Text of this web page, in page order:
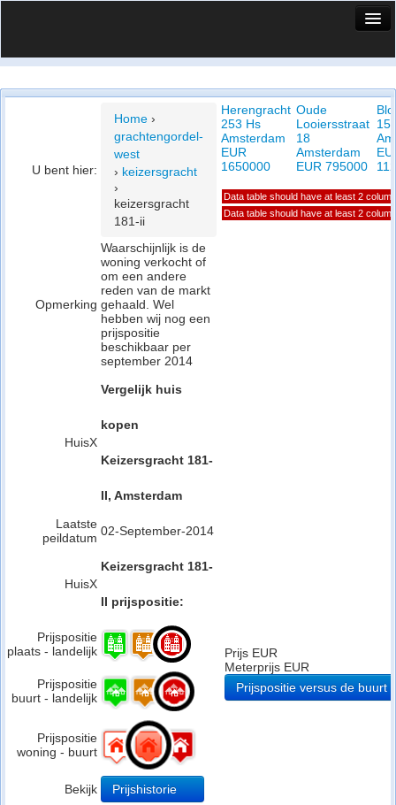
Vergelijk prijsposities - wijk
U bent hier:
Home ›
grachtengordel-
west
› keizersgracht
›
keizersgracht
181-ii
Opmerking
Waarschijnlijk is de
woning verkocht of
om een andere
reden van de markt
gehaald. Wel
hebben wij nog een
prijspositie
beschikbaar per
september 2014
HuisX
Vergelijk huis
kopen
Keizersgracht 181-
II, Amsterdam
Laatste
peildatum 02-September-2014
HuisX
Keizersgracht 181-
II prijspositie:
Prijspositie
plaats - landelijk
Prijspositie
buurt - landelijk
Prijspositie
woning - buurt
Bekijk Prijshistorie
Herengracht
253 Hs
Amsterdam
EUR
1650000
Oude
Looiersstraat
18
Amsterdam
EUR 795000
Data table should have at least 2
Data table should have at least 2
Prijs EUR
Meterprijs EUR
Prijspositie versus de buurt